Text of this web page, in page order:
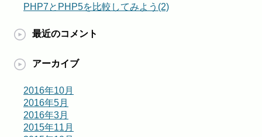
PHP7とPHP5を比較してみよう(2)
最近のコメント
アーカイブ
2016年10月
2016年5月
2016年3月
2015年11月